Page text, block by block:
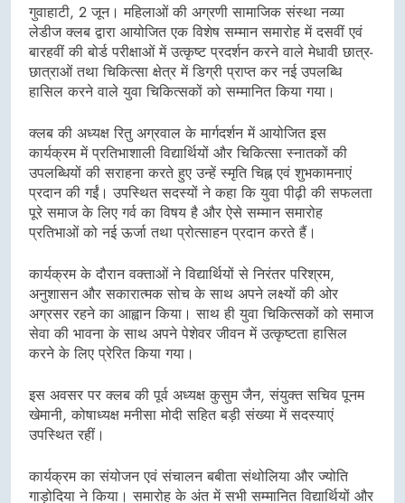
गुवाहाटी, 2 जून। महिलाओं की अग्रणी सामाजिक संस्था नव्या
लेडीज क्लब द्वारा आयोजित एक विशेष सम्मान समारोह में दसवीं एवं
बारहवीं की बोर्ड परीक्षाओं में उत्कृष्ट प्रदर्शन करने वाले मेधावी छात्र-
छात्राओं तथा चिकित्सा क्षेत्र में डिग्री प्राप्त कर नई उपलब्धि
हासिल करने वाले युवा चिकित्सकों को सम्मानित किया गया।
क्लब की अध्यक्ष रितु अग्रवाल के मार्गदर्शन में आयोजित इस
कार्यक्रम में प्रतिभाशाली विद्यार्थियों और चिकित्सा स्नातकों की
उपलब्धियों की सराहना करते हुए उन्हें स्मृति चिह्न एवं शुभकामनाएं
प्रदान की गईं। उपस्थित सदस्यों ने कहा कि युवा पीढ़ी की सफलता
पूरे समाज के लिए गर्व का विषय है और ऐसे सम्मान समारोह
प्रतिभाओं को नई ऊर्जा तथा प्रोत्साहन प्रदान करते हैं।
कार्यक्रम के दौरान वक्ताओं ने विद्यार्थियों से निरंतर परिश्रम,
अनुशासन और सकारात्मक सोच के साथ अपने लक्ष्यों की ओर
अग्रसर रहने का आह्वान किया। साथ ही युवा चिकित्सकों को समाज
सेवा की भावना के साथ अपने पेशेवर जीवन में उत्कृष्टता हासिल
करने के लिए प्रेरित किया गया।
इस अवसर पर क्लब की पूर्व अध्यक्ष कुसुम जैन, संयुक्त सचिव पूनम
खेमानी, कोषाध्यक्ष मनीसा मोदी सहित बड़ी संख्या में सदस्याएं
उपस्थित रहीं।
कार्यक्रम का संयोजन एवं संचालन बबीता संथोलिया और ज्योति
गाड़ोदिया ने किया। समारोह के अंत में सभी सम्मानित विद्यार्थियों और